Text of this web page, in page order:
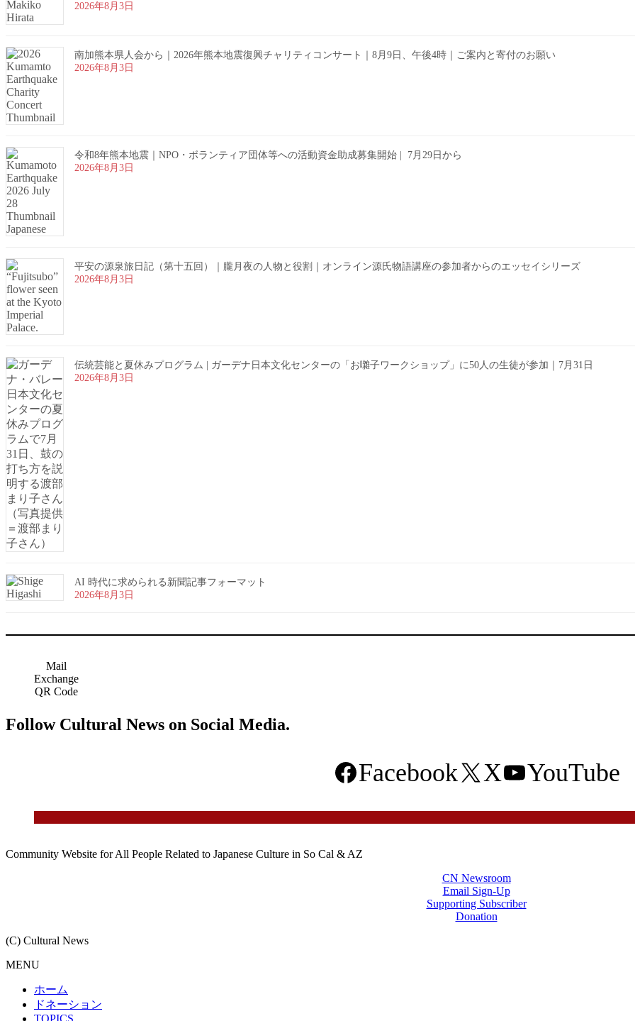
2026年8月3日
南加熊本県人会から｜2026年熊本地震復興チャリティコンサート｜8月9日、午後4時｜ご案内と寄付のお願い
2026年8月3日
令和8年熊本地震｜NPO・ボランティア団体等への活動資金助成募集開始 | 7月29日から
2026年8月3日
平安の源泉旅日記（第十五回）｜朧月夜の人物と役割｜オンライン源氏物語講座の参加者からのエッセイシリーズ
2026年8月3日
伝統芸能と夏休みプログラム | ガーデナ日本文化センターの「お囃子ワークショップ」に50人の生徒が参加｜7月31日
2026年8月3日
AI 時代に求められる新聞記事フォーマット
2026年8月3日
Mail
Exchange
QR Code
Follow Cultural News on Social Media.
Facebook X YouTube
Community Website for All People Related to Japanese Culture in So Cal & AZ
CN Newsroom
Email Sign-Up
Supporting Subscriber
Donation
(C) Cultural News
MENU
ホーム
ドネーション